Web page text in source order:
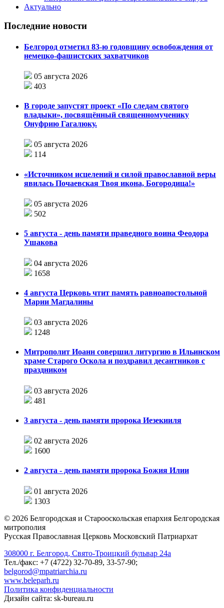
Актуально
Последние новости
Белгород отметил 83-ю годовщину освобождения от
немецко-фашистских захватчиков
05 августа 2026
403
В городе запустят проект «По следам святого
владыки», посвящённый священномученику
Онуфрию Гагалюку.
05 августа 2026
114
«Источником исцелений и силой православной веры
явилась Почаевская Твоя икона, Богородица!»
05 августа 2026
502
5 августа - день памяти праведного воина Феодора
Ушакова
04 августа 2026
1658
4 августа Церковь чтит память равноапостольной
Марии Магдалины
03 августа 2026
1248
Митрополит Иоанн совершил литургию в Ильинском
храме Старого Оскола и поздравил десантников с
праздником
03 августа 2026
481
3 августа - день памяти пророка Иезекииля
02 августа 2026
1600
2 августа - день памяти пророка Божия Илии
01 августа 2026
1303
© 2026 Белгородская и Старооскольская епархия Белгородская
митрополия
Русская Православная Церковь Московский Патриархат
308000 г. Белгород, Свято-Троицкий бульвар 24а
Тел./факс: +7 (4722) 32-70-89, 33-57-90;
belgorod@mpatriarchia.ru
www.beleparh.ru
Политика конфиденциальности
Дизайн сайта: sk-bureau.ru